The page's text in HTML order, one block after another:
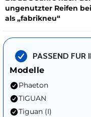
ungenutzter Reifen
als „fabrikneu“
PASSEND FUR
Modelle
Phaeton
TIGUAN
Tiguan (I)